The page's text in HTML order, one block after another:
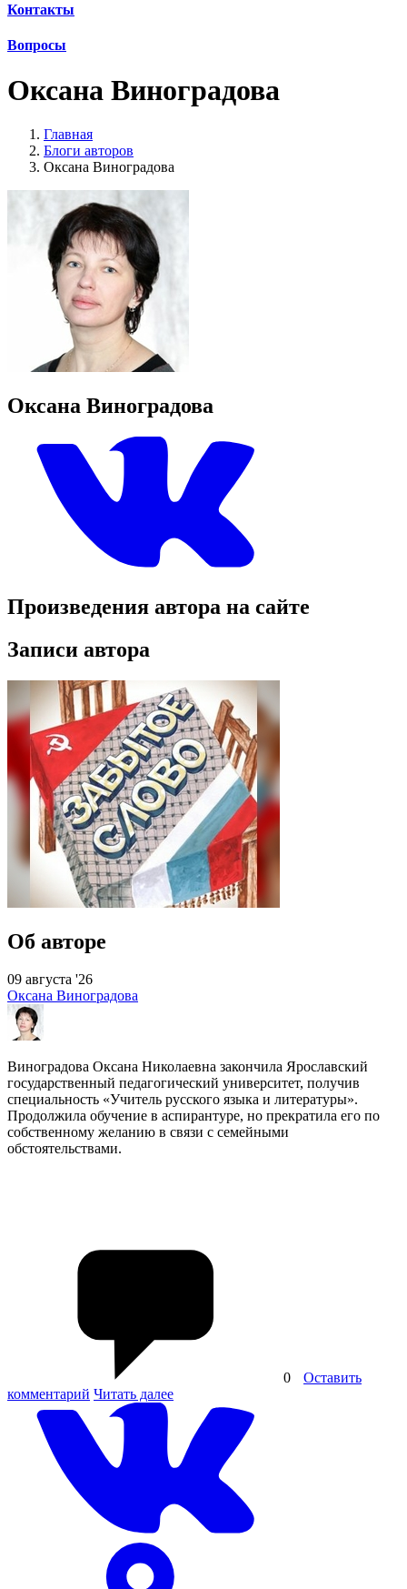
Контакты
Вопросы
Оксана Виноградова
Главная
Блоги авторов
Оксана Виноградова
Оксана Виноградова
Произведения автора на сайте
Записи автора
Об авторе
09 августа '26
Оксана Виноградова
Виноградова Оксана Николаевна закончила Ярославский
государственный педагогический университет, получив
специальность «Учитель русского языка и литературы».
Продолжила обучение в аспирантуре, но прекратила его по
собственному желанию в связи с семейными
обстоятельствами.
0
Оставить
комментарий Читать далее